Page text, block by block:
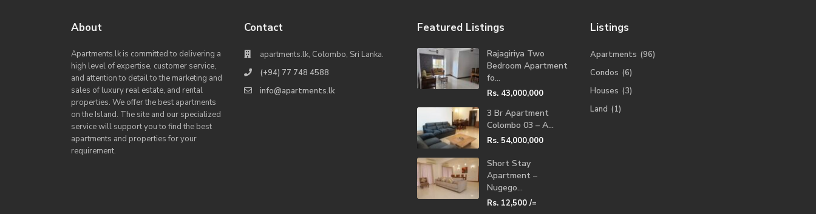
About
Apartments.lk is committed to delivering a
high level of expertise, customer service,
and attention to detail to the marketing and
sales of luxury real estate, and rental
properties. We offer the best apartments
on the Island. The site and our specialized
service will support you to find the best
apartments and properties for your
requirement.
Contact
apartments.lk, Colombo, Sri Lanka.
(+94) 77 748 4588
info@apartments.lk
Featured Listings
Rajagiriya Two
Bedroom Apartment
fo...
Rs. 43,000,000
3 Br Apartment
Colombo 03 – A...
Rs. 54,000,000
Short Stay
Apartment –
Nugego...
Rs. 12,500/=
Listings
Apartments (96)
Condos (6)
Houses (3)
Land (1)